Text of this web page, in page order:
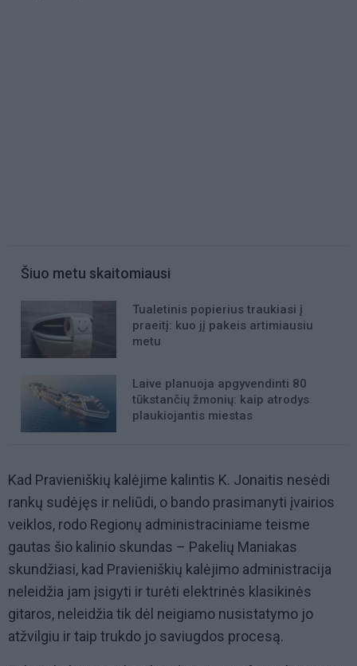
Šiuo metu skaitomiausi
Tualetinis popierius traukiasi į
praeitį: kuo jį pakeis artimiausiu
metu
Laive planuoja apgyvendinti 80
tūkstančių žmonių: kaip atrodys
plaukiojantis miestas
Kad Pravieniškių kalėjime kalintis K. Jonaitis nesėdi
rankų sudėjęs ir neliūdi, o bando prasimanyti įvairios
veiklos, rodo Regionų administraciniame teisme
gautas šio kalinio skundas – Pakelių Maniakas
skundžiasi, kad Pravieniškių kalėjimo administracija
neleidžia jam įsigyti ir turėti elektrinės klasikinės
gitaros, neleidžia tik dėl neigiamo nusistatymo jo
atžvilgiu ir taip trukdo jo saviugdos procesą.